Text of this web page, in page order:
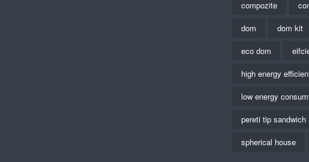
compozite
dom
dom kit
eco dom
high energy
low energy
pereti tip sandwich
spherical house